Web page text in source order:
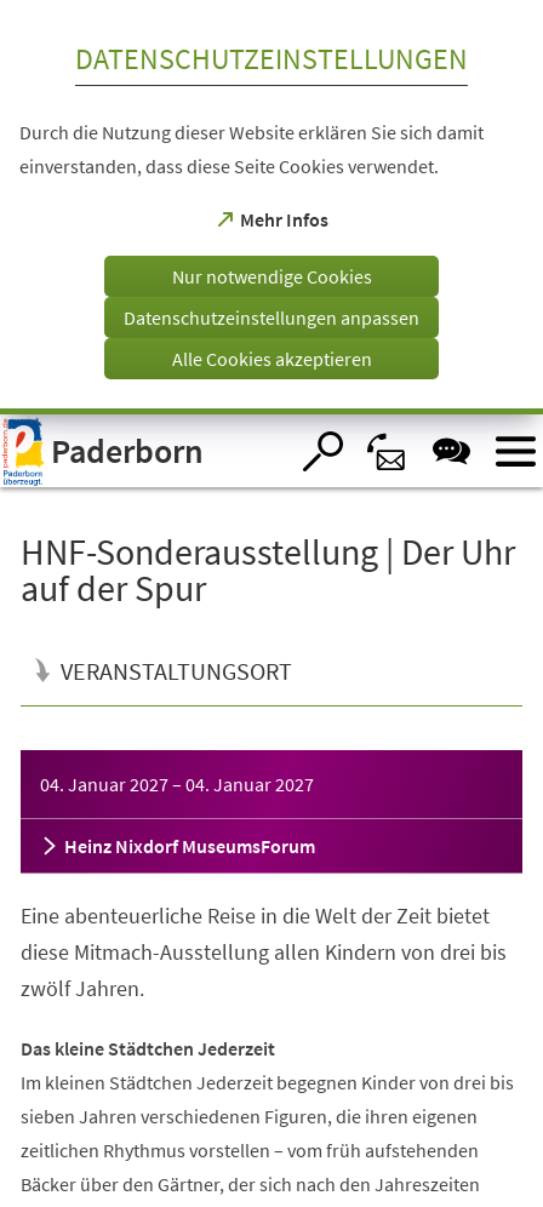
Visuelle
Assistenzsoftware
öffnen.
DATENSCHUTZEINSTELLUNGEN
Durch die Nutzung dieser Website erklären Sie sich damit
einverstanden, dass diese Seite Cookies verwendet.
Mehr Infos
(Öffnet
einem
Tab)
Nur notwendige Cookies
Datenschutzeinstellungen anpassen
Alle Cookies akzeptieren
Paderborn
HNF-Sonderausstellung | Der Uhr
auf der Spur
VERANSTALTUNGSORT
04. Januar 2027– 04. Januar 2027
Heinz Nixdorf MuseumsForum
Eine abenteuerliche Reise in die Welt der Zeit bietet
diese Mitmach-Ausstellung allen Kindern von drei bis
zwölf Jahren.
Das kleine Städtchen Jederzeit
Im kleinen Städtchen Jederzeit begegnen Kinder von drei bis
sieben Jahren verschiedenen Figuren, die ihren eigenen
zeitlichen Rhythmus vorstellen – vom früh aufstehenden
Bäcker über den Gärtner, der sich nach den Jahreszeiten